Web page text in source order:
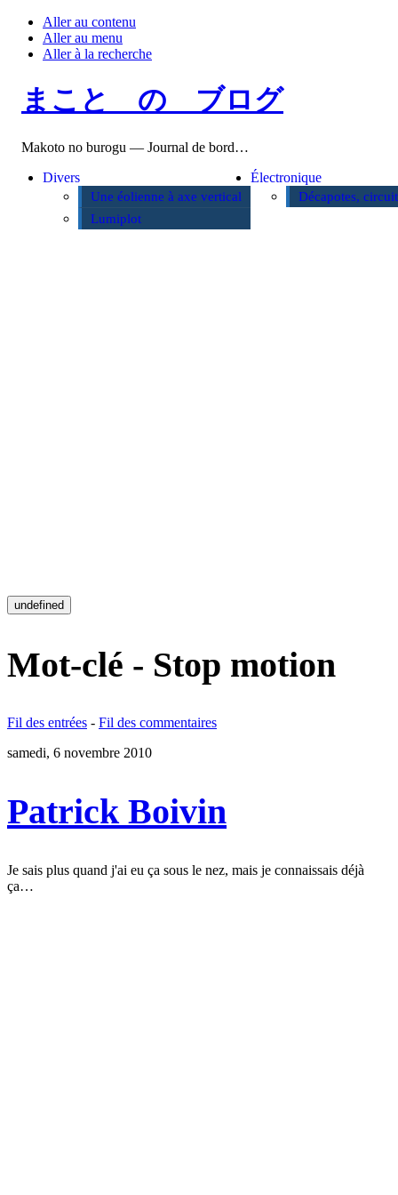
Aller au contenu
Aller au menu
Aller à la recherche
まこと の ブログ
Makoto no burogu — Journal de bord…
Divers
Une éolienne à axe vertical
Lumiplot
Électronique
Décapotes,
undefined
Mot-clé - Stop motion
Fil des entrées - Fil des commentaires
samedi, 6 novembre 2010
Patrick Boivin
Je sais plus quand j'ai eu ça sous le nez, mais je connaissais déjà
ça…